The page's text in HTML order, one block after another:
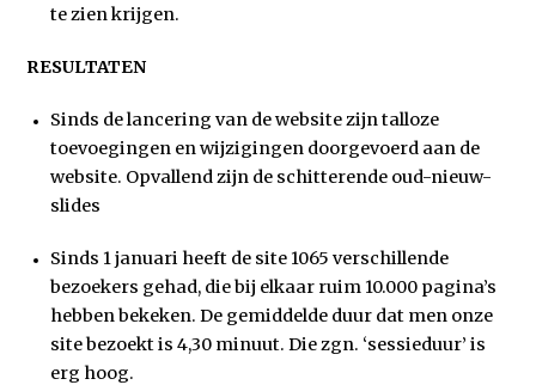
te zien krijgen.
RESULTATEN
Sinds de lancering van de website zijn talloze
toevoegingen en wijzigingen doorgevoerd aan de
website. Opvallend zijn de schitterende oud-nieuw-
slides
Sinds 1 januari heeft de site 1065 verschillende
bezoekers gehad, die bij elkaar ruim 10.000 pagina’s
hebben bekeken. De gemiddelde duur dat men onze
site bezoekt is 4,30 minuut. Die zgn. ‘sessieduur’ is
erg hoog.